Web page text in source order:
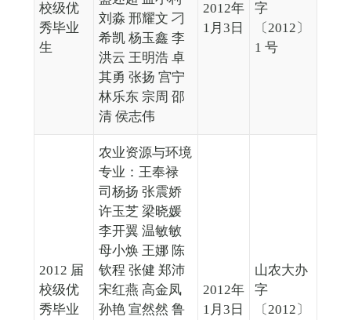
校级优
秀毕业
生
刘淼 邢耀文 刁
希凯 杨玉鑫 李
洪云 王明浩 卓
其勇 张扬 宫宁
林乐东 宗周 邵
清 侯志伟
2012年
1月3日
字
〔2012〕
1 号
2012 届
校级优
秀毕业
农业资源与环境
专业：王奉禄
司杨扬 张震娇
许玉芝 梁晓媛
李开翼 温敏敏
母小焕 王娜 陈
钦程 张健 郑沛
宋红燕 高金凤
孙艳 宣然然 鲁
2012年
1月3日
山农大办
字
〔2012〕